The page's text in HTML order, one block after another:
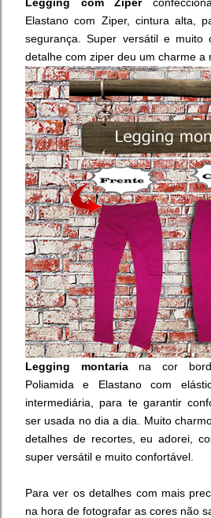
Elastano com Ziper, cintura alta,
segurança.Super versátil e muito
detalhe com ziper deu um charme a
Legging montariana cor
Poliamida e Elastano com
intermediária, para te garantir
ser usada no dia a dia. Muito
detalhes de recortes, eu adorei,
super versátil e muito confortável.
Para ver os detalhes com mais
na hora de fotografar as cores não